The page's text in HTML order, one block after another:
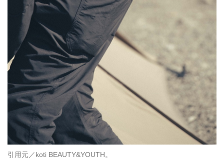
引用元／koti BEAUTY&YOUTH。